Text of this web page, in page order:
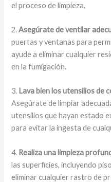
el proceso de limpieza.
2.Asegúrate de ventilar
puertas y ventanas para
ayude a eliminar cualquier
en la fumigación.
3. Lava bien los utensilios de
Asegúrate de limpiar
utensilios que hayan estado
para evitar la ingesta de
4. Realiza una limpieza
las superficies, incluyendo
eliminar cualquier rastro de